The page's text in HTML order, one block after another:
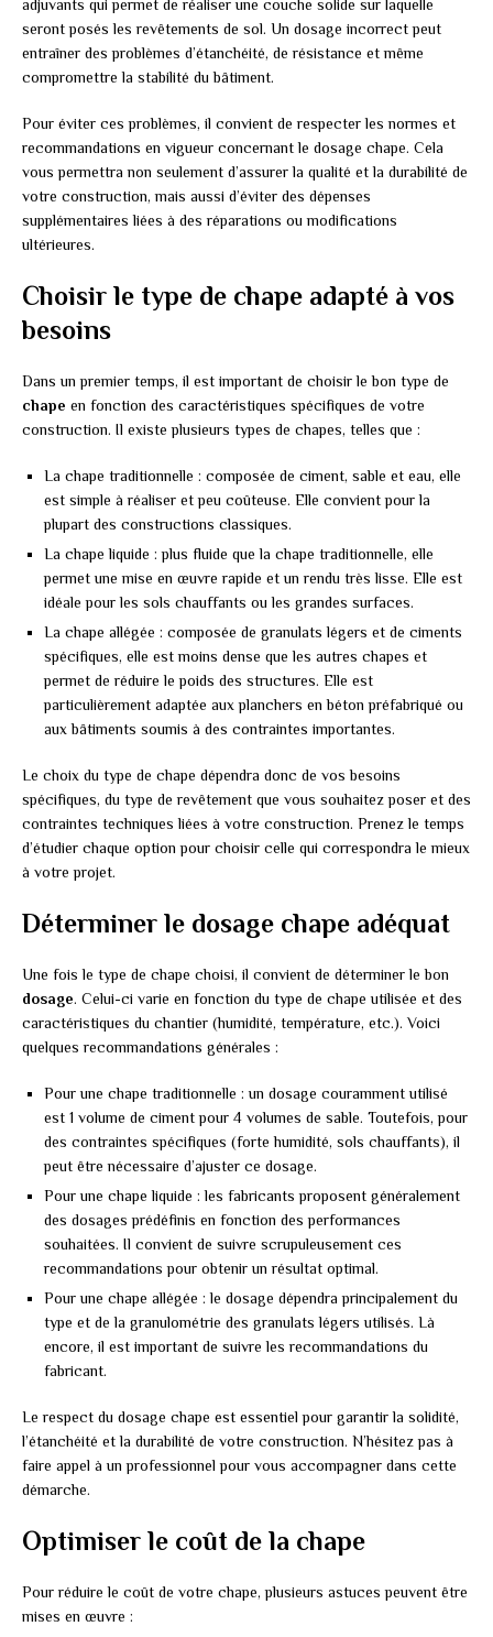
adjuvants qui permet de réaliser une couche solide sur laquelle
seront posés les revêtements de sol. Un dosage incorrect peut
entraîner des problèmes d’étanchéité, de résistance et même
compromettre la stabilité du bâtiment.
Pour éviter ces problèmes, il convient de respecter les normes et
recommandations en vigueur concernant le dosage chape. Cela
vous permettra non seulement d’assurer la qualité et la durabilité de
votre construction, mais aussi d’éviter des dépenses
supplémentaires liées à des réparations ou modifications
ultérieures.
Choisir le type de chape adapté à vos
besoins
Dans un premier temps, il est important de choisir le bon type de
chape en fonction des caractéristiques spécifiques de votre
construction. Il existe plusieurs types de chapes, telles que :
La chape traditionnelle : composée de ciment, sable et eau, elle
est simple à réaliser et peu coûteuse. Elle convient pour la
plupart des constructions classiques.
La chape liquide : plus fluide que la chape traditionnelle, elle
permet une mise en œuvre rapide et un rendu très lisse. Elle est
idéale pour les sols chauffants ou les grandes surfaces.
La chape allégée : composée de granulats légers et de ciments
spécifiques, elle est moins dense que les autres chapes et
permet de réduire le poids des structures. Elle est
particulièrement adaptée aux planchers en béton préfabriqué ou
aux bâtiments soumis à des contraintes importantes.
Le choix du type de chape dépendra donc de vos besoins
spécifiques, du type de revêtement que vous souhaitez poser et des
contraintes techniques liées à votre construction. Prenez le temps
d’étudier chaque option pour choisir celle qui correspondra le mieux
à votre projet.
Déterminer le dosage chape adéquat
Une fois le type de chape choisi, il convient de déterminer le bon
dosage. Celui-ci varie en fonction du type de chape utilisée et des
caractéristiques du chantier (humidité, température, etc.). Voici
quelques recommandations générales :
Pour une chape traditionnelle : un dosage couramment utilisé
est 1 volume de ciment pour 4 volumes de sable. Toutefois, pour
des contraintes spécifiques (forte humidité, sols chauffants), il
peut être nécessaire d’ajuster ce dosage.
Pour une chape liquide : les fabricants proposent généralement
des dosages prédéfinis en fonction des performances
souhaitées. Il convient de suivre scrupuleusement ces
recommandations pour obtenir un résultat optimal.
Pour une chape allégée : le dosage dépendra principalement du
type et de la granulométrie des granulats légers utilisés. Là
encore, il est important de suivre les recommandations du
fabricant.
Le respect du dosage chape est essentiel pour garantir la solidité,
l’étanchéité et la durabilité de votre construction. N’hésitez pas à
faire appel à un professionnel pour vous accompagner dans cette
démarche.
Optimiser le coût de la chape
Pour réduire le coût de votre chape, plusieurs astuces peuvent être
mises en œuvre :